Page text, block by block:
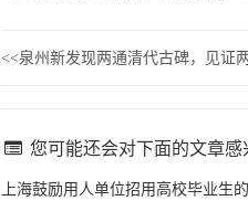
<<泉州新发现两通清代古碑，见证
您可能还会对下面的文章感
上海鼓励用人单位招用高校毕业生